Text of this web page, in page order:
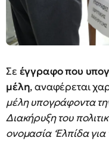
Σε έγγραφο που
μέλη, αναφέρεται
μέλη υπογράφοντα
Διακήρυξη του
ονομασία ‘Ελπίδα